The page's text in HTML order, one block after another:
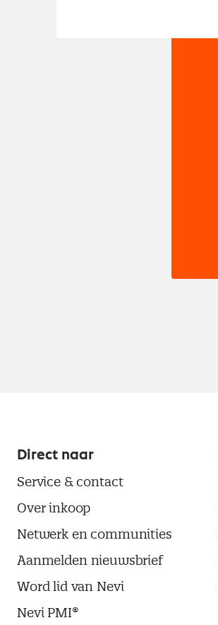
Direct naar
Service & contact
Over inkoop
Netwerk en communities
Aanmelden nieuwsbrief
Word lid van Nevi
Nevi PMI®